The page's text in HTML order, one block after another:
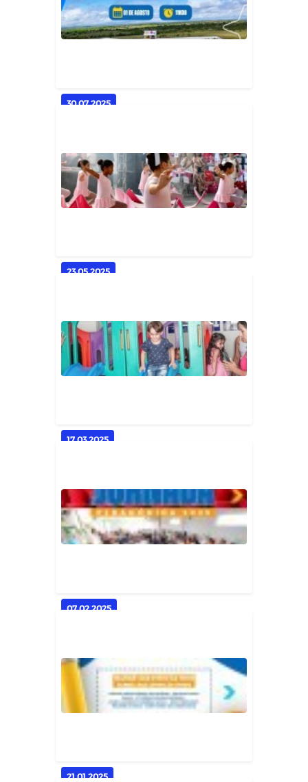
sucesso!
30.07.2025
Prefeitura de Casserengue
Entrega Nova Escola Professora
Bea...
23.05.2025
Homenagem às Mães de
Casserengue
17.03.2025
Creche Professora Maria Sérgio de
Morais já recebe crianças...
07.02.2025
Jornada Pedagógica marca início
do ano letivo em Casserengue
21.01.2025